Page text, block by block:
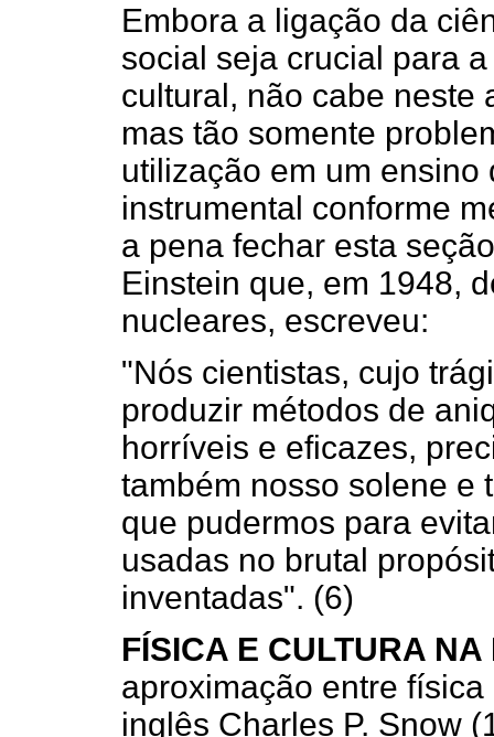
Embora a ligação da
social seja crucial para
cultural, não cabe neste
mas tão somente
utilização em um
instrumental conforme
a pena fechar esta
Einstein que, em 1948,
nucleares, escreveu:
"Nós cientistas, cujo
produzir métodos de
horríveis e eficazes,
também nosso solene e
que pudermos para
usadas no brutal
inventadas". (6)
FÍSICA E CULTURA
aproximação entre
inglês Charles P. Snow